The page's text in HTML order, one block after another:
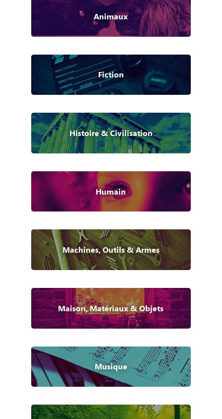
Animaux
Fiction
Histoire & Civilisation
Humain
Machines, Outils & Armes
Maison, Matériaux & Objets
Musique